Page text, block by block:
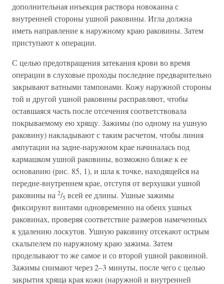
дополнительная инъекция раствора новокаина с
внутренней стороны ушной раковины. Игла должна
иметь направление к наружному краю раковины. Затем
приступают к операции.
С целью предотвращения затекания крови во время
операции в слуховые проходы последние предварительно
закрывают ватными тампонами. Кожу наружной стороны
той и другой ушной раковины расправляют, чтобы
оставшаяся часть после отсечения соответствовала
покрываемому ею хрящу. Зажимы (по одному на ушную
раковину) накладывают с таким расчетом, чтобы линия
ампутации на задне-наружном крае начиналась под
кармашком ушной раковины, возможно ближе к ее
основанию (рис. 85, 1), и шла к точке, находящейся на
передне-внутреннем крае, отступя от верхушки ушной
раковины на 2/5 всей ее длины. Ушные зажимы
фиксируют винтами одновременно на обеих ушных
раковинах, проверяя соответствие размеров намеченных
к удалению лоскутов. Ушную раковину отсекают острым
скальпелем по наружному краю зажима. Затем
проделывают то же самое и со второй ушной раковиной.
Зажимы снимают через 2–3 минуты, после чего с целью
закрытия хряща края кожи (наружной и внутренней